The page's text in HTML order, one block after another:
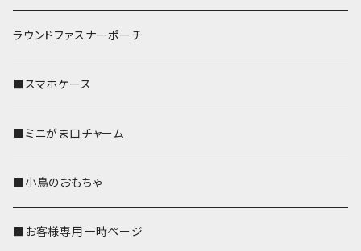
ラウンドファスナーポーチ
■スマホケース
■ミニがま口チャーム
■小鳥のおもちゃ
■お客様専用一時ページ